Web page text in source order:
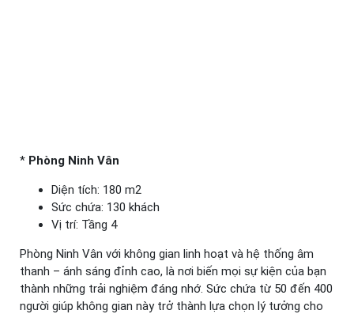
* Phòng Ninh Vân
Diện tích: 180 m2
Sức chứa: 130 khách
Vị trí: Tầng 4
Phòng Ninh Vân với không gian linh hoạt và hệ thống âm
thanh – ánh sáng đỉnh cao, là nơi biến mọi sự kiện của bạn
thành những trải nghiệm đáng nhớ. Sức chứa từ 50 đến 400
người giúp không gian này trở thành lựa chọn lý tưởng cho